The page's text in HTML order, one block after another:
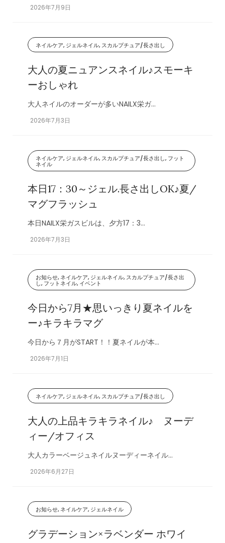
2026年7月9日
ネイルケア, ジェルネイル, スカルプチュア/長さ出し
大人の夏ニュアンスネイル♪スモーキ
ーおしゃれ
大人ネイルのオーダーが多いNAILX栄ガ...
2026年7月3日
ネイルケア, ジェルネイル, スカルプチュア/長さ出し, フット
ネイル
本日17：30～ジェル.長さ出しOK♪夏/
マグフラッシュ
本日NAILX栄ガスビルは、夕方17：3...
2026年7月3日
お知らせ, ネイルケア, ジェルネイル, スカルプチュア/長さ出
し, フットネイル, イベント
今日から7月★思いっきり夏ネイルを
ー♪キラキラマグ
今日から７月がSTART！！夏ネイルが本...
2026年7月1日
ネイルケア, ジェルネイル, スカルプチュア/長さ出し
大人の上品キラキラネイル♪ ヌーデ
ィー/オフィス
大人カラーベージュネイルヌーディーネイル...
2026年6月27日
お知らせ, ネイルケア, ジェルネイル
グラデーション×ラベンダー ホワイ